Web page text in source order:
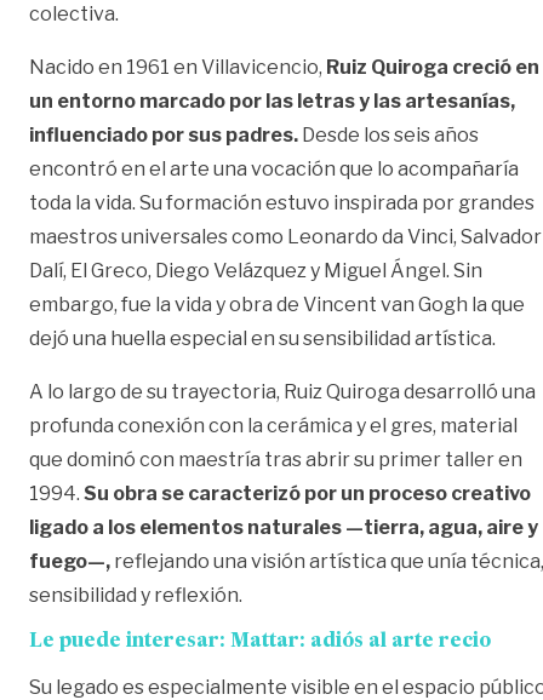
colectiva.
Nacido en 1961 en Villavicencio, Ruiz Quiroga creció en
un entorno marcado por las letras y las artesanías,
influenciado por sus padres. Desde los seis años
encontró en el arte una vocación que lo acompañaría
toda la vida. Su formación estuvo inspirada por grandes
maestros universales como Leonardo da Vinci, Salvador
Dalí, El Greco, Diego Velázquez y Miguel Ángel. Sin
embargo, fue la vida y obra de Vincent van Gogh la que
dejó una huella especial en su sensibilidad artística.
A lo largo de su trayectoria, Ruiz Quiroga desarrolló una
profunda conexión con la cerámica y el gres, material
que dominó con maestría tras abrir su primer taller en
1994. Su obra se caracterizó por un proceso creativo
ligado a los elementos naturales —tierra, agua, aire y
fuego—, reflejando una visión artística que unía técnica,
sensibilidad y reflexión.
Le puede interesar: Mattar: adiós al arte recio
Su legado es especialmente visible en el espacio